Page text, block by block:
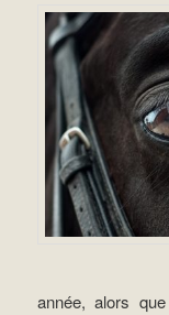
année, alors